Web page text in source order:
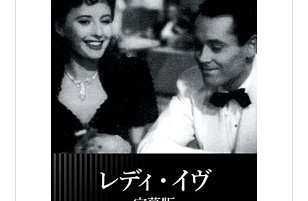
出版社/メーカー:ソニー・ピクチャー
ズエンタテインメント
発売日:2006/12/20
メディア:DVD
: 7回
この商品を含むブログ (6件) を見る
大平原 [DVD]
出版社/メーカー:ジュネス企画
発売日:2006/08/25
メディア:
クリック : 4回
この商品を含むブログ (1件) を見る